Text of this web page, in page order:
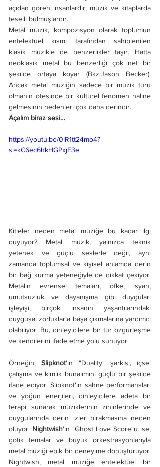
açıdan gören insanlardır; müzik ve kitaplarda
teselli bulmuşlardır.
Metal müzik, kompozisyon olarak toplumun
entelektüel kısmı tarafından sahiplenilen
klasik müzikle de benzerlikler taşır. Hatta
neoklasik metal bu benzerliği çok net bir
şekilde ortaya koyar (Bkz:Jason Becker).
Ancak metal müziğin sadece bir müzik türü
olmanın ötesinde bir kültürel fenomen haline
gelmesinin nedenleri çok daha derindir.
Açalım biraz sesi…
https://youtu.be/0lR1tt24mo4?
si=kC6ec6hkHGPxjE3e
Kitleler neden metal müziğe bu kadar ilgi
duyuyor? Metal müzik, yalnızca teknik
yetenek ve güçlü seslerle değil, aynı
zamanda toplumsal ve kişisel anlamda derin
bir bağ kurma yeteneğiyle de dikkat çekiyor.
Metalin evrensel temaları, öfke, isyan,
umutsuzluk ve dayanışma gibi duyguları
işleyişi, birçok insanın yaşantılarındaki
duygusal zorluklarla başa çıkmalarına yardımcı
olabiliyor. Bu, dinleyicilere bir tür özgürleşme
ve kendilerini ifade etme yolu sunuyor.
Örneğin, Slipknot'ın "Duality" şarkısı, içsel
çatışma ve kimlik bunalımını güçlü bir şekilde
ifade ediyor. Slipknot'ın sahne performansları
ve yoğun enerjileri, dinleyicilere adeta bir
terapi sunarak müziklerinin zihinlerinde ve
duygularında derin izler bırakmasına neden
oluyor. Nightwish'in "Ghost Love Score"u ise,
gotik temalar ve büyük orkestrasyonlarıyla
metal müziği epik bir deneyime dönüştürüyor.
Nightwish, metal müziğe entelektüel bir